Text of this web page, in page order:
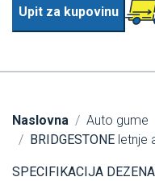
Upit za kupovinu
Naslovna Auto gume
BRIDGESTONE letnje
SPECIFIKACIJA DEZENA